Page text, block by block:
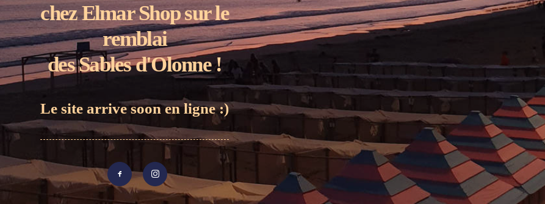
chez Elmar Shop sur le
remblai
des Sables d'Olonne !
Le site arrive soon en ligne :)